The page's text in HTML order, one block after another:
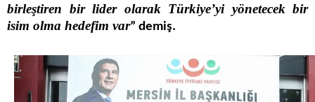
birleştiren bir lider olarak Türkiye’yi yönetecek bir
isim olma hedefim var” demiş.